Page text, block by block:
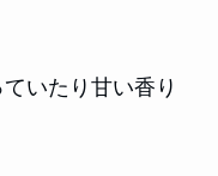
いたり甘い香り